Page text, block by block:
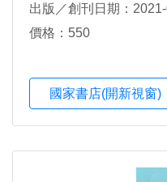
丞，邱彥雨，蔡孟旅，
原民，林大淵，趙佳鴻
出版／創刊日期：
價格：550
國家書店(開新視窗)